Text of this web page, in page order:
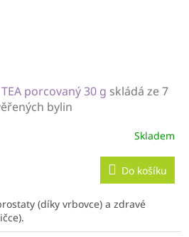
porcovaný 30 g skládá ze 7
bylin
Skladem
Do košíku
(díky vrbovce) a zdravé